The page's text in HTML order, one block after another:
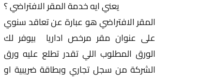
يعني ايه خدمة المقر الافتراضي ؟
المقر الافتراضي هو عبارة عن تعاقد سنوي
على عنوان مقر مرخص اداريا بيوفر لك
الورق المطلوب اللي تقدر تطلع عليه ورق
الشركة من سجل تجاري وبطاقة ضريبية او